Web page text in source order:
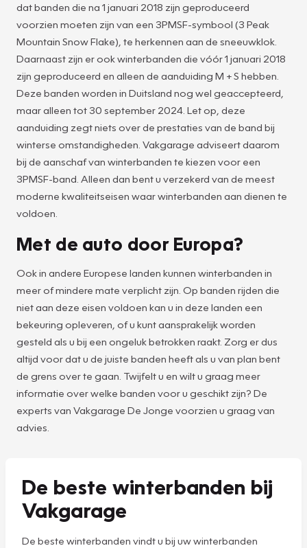
dat banden die na 1 januari 2018 zijn geproduceerd
voorzien moeten zijn van een 3PMSF-symbool (3 Peak
Mountain Snow Flake), te herkennen aan de sneeuwklok.
Daarnaast zijn er ook winterbanden die vóór 1 januari 2018
zijn geproduceerd en alleen de aanduiding M + S hebben.
Deze banden worden in Duitsland nog wel geaccepteerd,
maar alleen tot 30 september 2024. Let op, deze
aanduiding zegt niets over de prestaties van de band bij
winterse omstandigheden. Vakgarage adviseert daarom
bij de aanschaf van winterbanden te kiezen voor een
3PMSF-band. Alleen dan bent u verzekerd van de meest
moderne kwaliteitseisen waar winterbanden aan dienen te
voldoen.
Met de auto door Europa?
Ook in andere Europese landen kunnen winterbanden in
meer of mindere mate verplicht zijn. Op banden rijden die
niet aan deze eisen voldoen kan u in deze landen een
bekeuring opleveren, of u kunt aansprakelijk worden
gesteld als u bij een ongeluk betrokken raakt. Zorg er dus
altijd voor dat u de juiste banden heeft als u van plan bent
de grens over te gaan. Twijfelt u en wilt u graag meer
informatie over welke banden voor u geschikt zijn? De
experts van Vakgarage De Jonge voorzien u graag van
advies.
De beste winterbanden bij
Vakgarage
De beste winterbanden vindt u bij uw winterbanden